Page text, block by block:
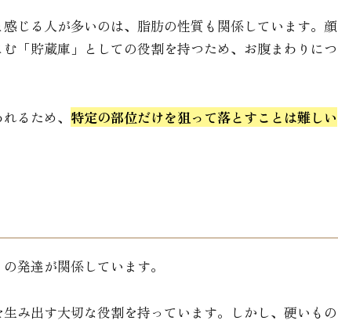
じる人が多いのは、脂肪の性質も関係しています。顔
「貯蔵庫」としての役割を持つため、お腹まわりにつ
るため、 特定の部位だけを狙って落とすことは難しい
発達が関係しています。
み出す大切な役割を持っています。しかし、硬いもの